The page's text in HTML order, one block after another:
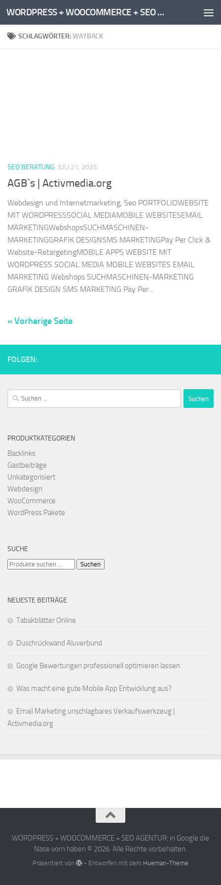
Zum Inhalt springen WORDPRESS + WOOCOMMERCE + SEO AGENTUR: in Google die Nase vorn haben
SCHLAGWÖRTER:WAYBACK
SEO BERATUNG JULI 21, 2025
AGB`s | Activmedia.org
Webdesign und Internetmarketing, Seo PORTFOLIOWEBSITE
MIT WORDPRESSSOCIAL MEDIAMOBILE WEBSITESEMAIL
MARKETINGWebshopsSUCHMASCHINEN-
MARKETINGGRAFIK DESIGNSMS MARKETINGPay Per Click &
Website-RetargetingMOBILE APPS WEBSITE MIT
WORDPRESS SOCIAL MEDIA MOBILE WEBSITES EMAIL
MARKETING Webshops SUCHMASCHINEN-MARKETING
GRAFIK DESIGN SMS MARKETING Pay Per...
« Vorherige Seite
FOLGEN:
Suchen
nach:
PRODUKTKATEGORIEN
Backlinks
Gastbeiträge
Unkategorisiert
Webdesign
WooCommerce
WordPress Pakete
SUCHE
Suchen
Suchen
NEUESTE BEITRÄGE
Tabakblätter Online
Duschrückwand Aluverbund
Google Bewertungen professionell optimieren lassen
Was macht eine gute Mobile App Entwicklung aus?
Email Marketing unschlagbares Verkaufswerkzeug |
Activmedia.org
WORDPRESS + WOOCOMMERCE + SEO AGENTUR: in Google die
Nase vorn haben © 2026. Alle Rechte vorbehalten.
Präsentiert von - Entworfen mit dem Hueman-Theme